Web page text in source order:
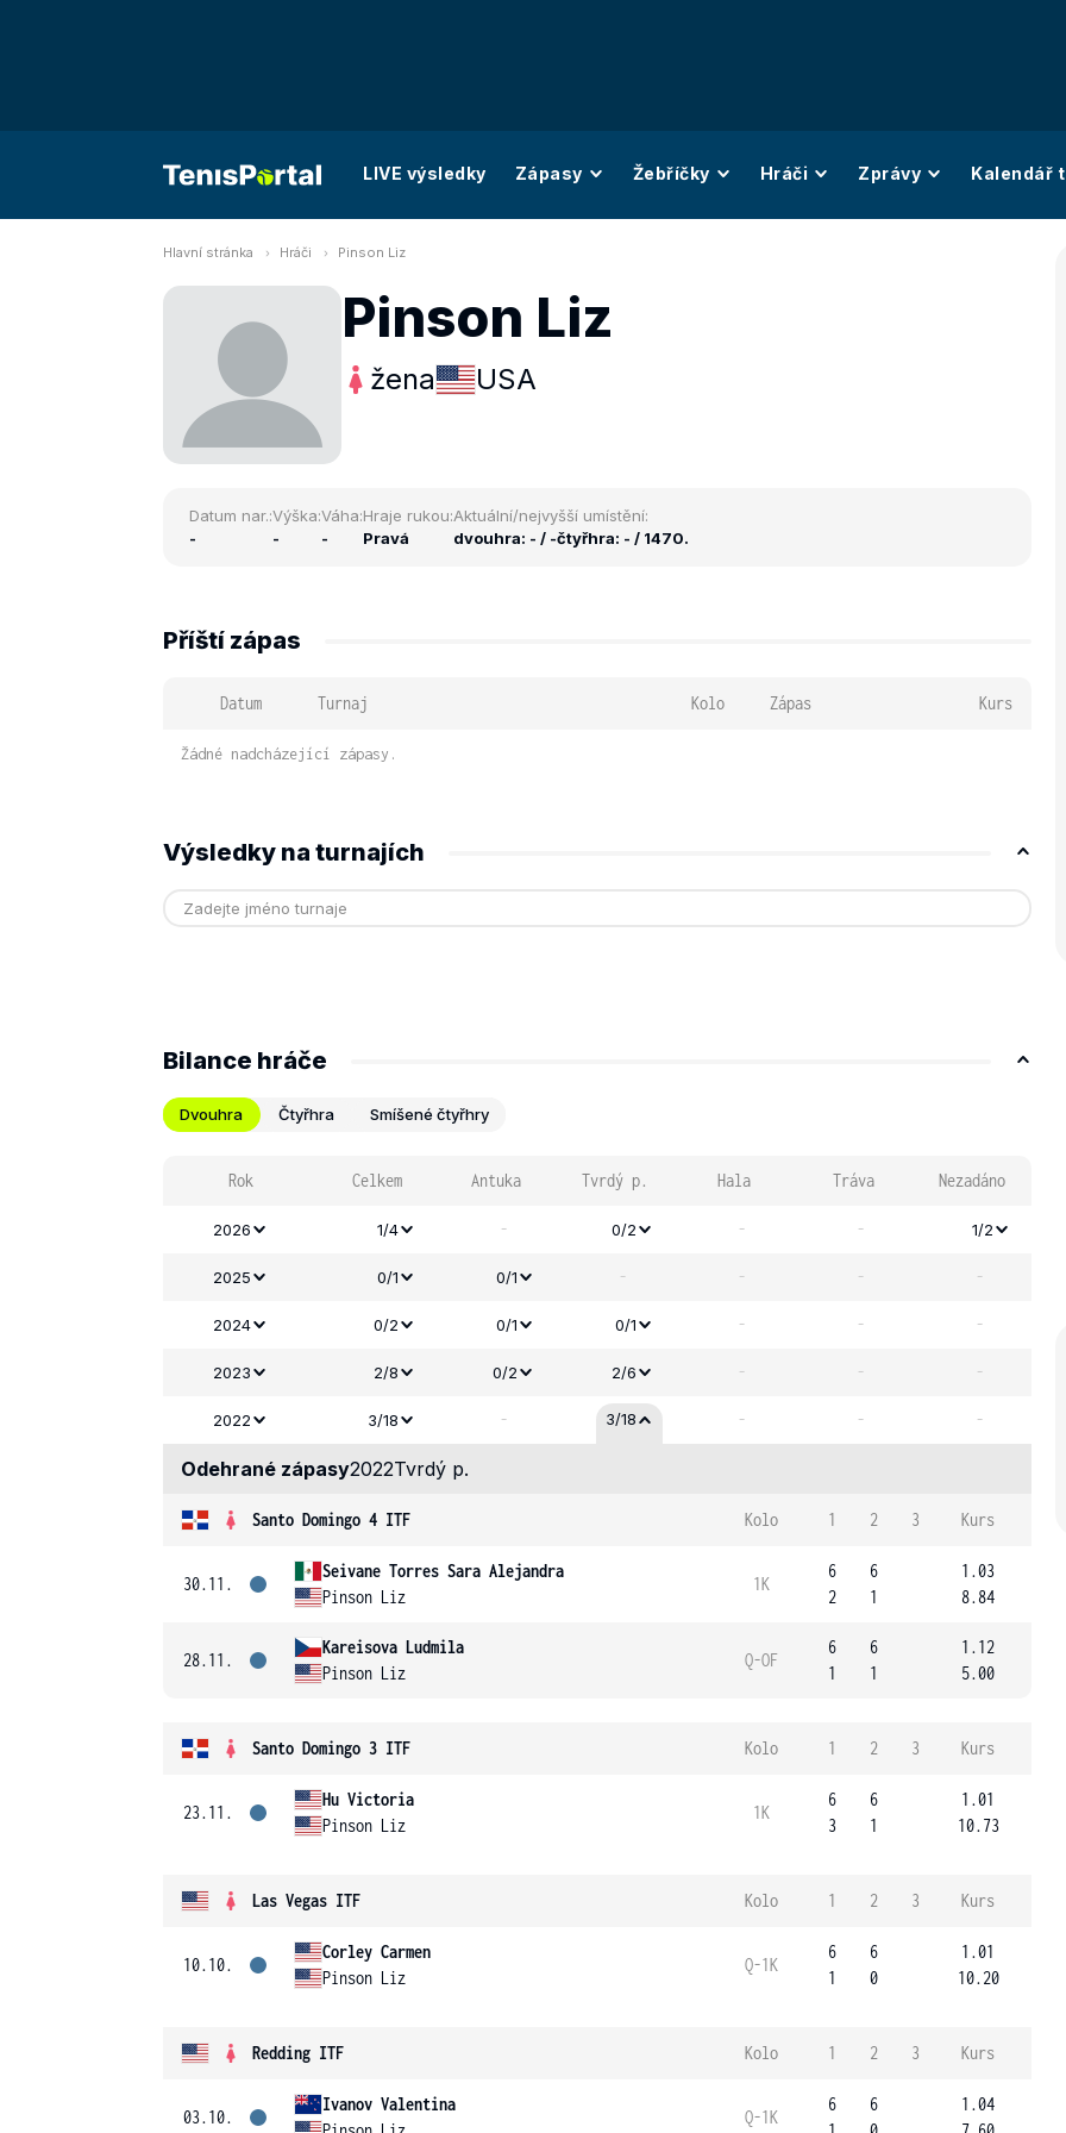
LIVE výsledky Zápasy Žebříčky Hráči Zprávy Kalendář
Hlavní stránka Hráči Pinson Liz
Pinson Liz
žena USA
Datum nar.:
-
Výška:
-
Váha:
-
Hraje rukou:
Pravá
Aktuální/nejvyšší umístění:
dvouhra: - / -čtyřhra: - / 1470.
Příští zápas
Datum Turnaj Kolo Zápas Kurs
Žádné nadcházející zápasy.
Výsledky na turnajích
Bilance hráče
Dvouhra Čtyřhra Smíšené čtyřhry
Rok Celkem Antuka Tvrdý p. Hala Tráva Nezadáno
2026 1/4 - 0/2 - - 1/2
2025 0/1 0/1 - - - -
2024 0/2 0/1 0/1 - - -
2023 2/8 0/2 2/6 - - -
2022 3/18 - 3/18 - - -
Odehrané zápasy2022Tvrdý p.
Santo Domingo 4 ITF Kolo 1 2 3 Kurs
30.11.
Seivane Torres Sara Alejandra
Pinson Liz
1K
6
2
6
1
1.03
8.84
28.11.
Kareisova Ludmila
Pinson Liz
Q-OF
6
1
6
1
1.12
5.00
Santo Domingo 3 ITF Kolo 1 2 3 Kurs
23.11.
Hu Victoria
Pinson Liz
1K
6
3
6
1
1.01
10.73
Las Vegas ITF Kolo 1 2 3 Kurs
10.10.
Corley Carmen
Pinson Liz
Q-1K
6
1
6
0
1.01
10.20
Redding ITF Kolo 1 2 3 Kurs
03.10.
Ivanov Valentina
Q-1K
6
6
1.04